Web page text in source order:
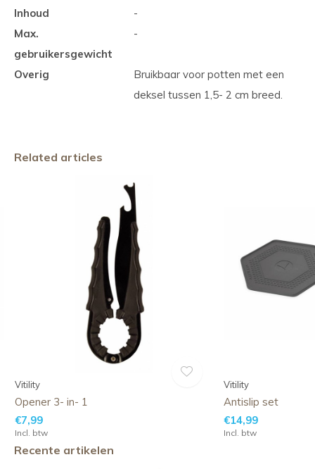
Inhoud
-
Max.
gebruikersgewicht
-
Overig
Bruikbaar voor potten met een
deksel tussen 1,5- 2 cm breed.
Related articles
Vitility
Opener 3- in- 1
€7,99
Incl. btw
Vitility
Antislip set
€14,99
Incl. btw
Recente artikelen